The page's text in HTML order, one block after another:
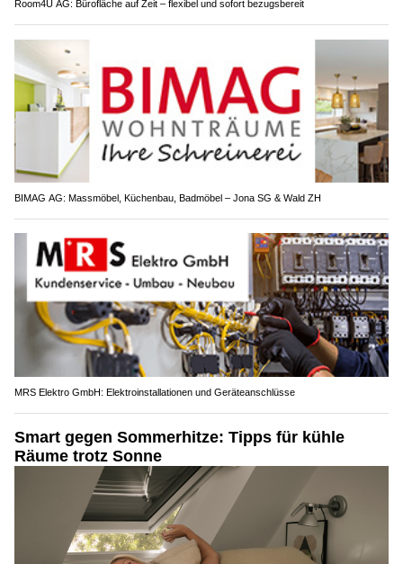
Room4U AG: Bürofläche auf Zeit – flexibel und sofort bezugsbereit
BIMAG AG: Massmöbel, Küchenbau, Badmöbel – Jona SG & Wald ZH
MRS Elektro GmbH: Elektroinstallationen und Geräteanschlüsse
Smart gegen Sommerhitze: Tipps für kühle
Räume trotz Sonne